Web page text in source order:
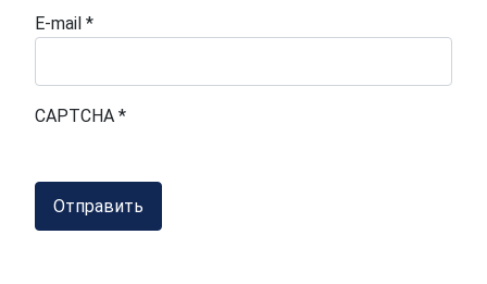
E-mail *
CAPTCHA *
Отправить